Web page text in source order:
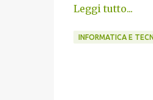
Leggi tutto...
INFORMATICA E